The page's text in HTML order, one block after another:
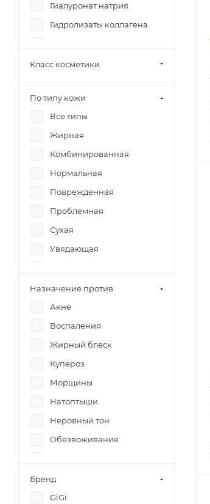
Гиалуронат натрия
Гидролизаты коллагена
Касторовое масло
Лимонная кислота
Масла
Масло жожоба
Мед
Минералы
Ниацинамид
Оливковое масло
Пантенол
ПДРН (полинуклеотиды)
Растительные экстракты
Экстракт зеленого чая
Экстракт Огурца
Экстракт Ромашки
Класс косметики
По типу кожи
Все типы
Жирная
Комбинированная
Нормальная
Поврежденная
Проблемная
Сухая
Увядающая
Назначение против
Акне
Воспаления
Жирный блеск
Купероз
Морщины
Натоптыши
Неровный тон
Обезвоживание
Противогрибковые
Раздражения
Бренд
GiGi